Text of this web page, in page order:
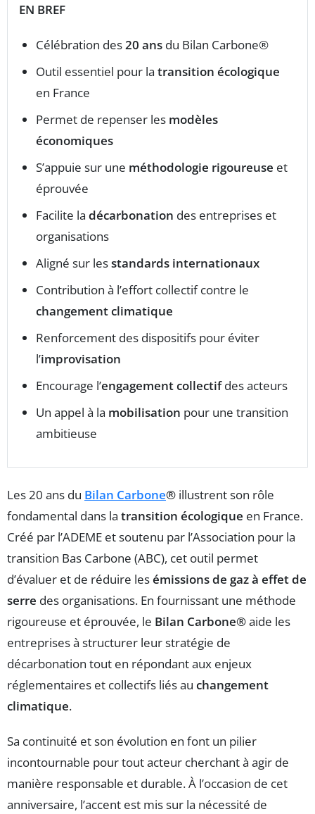
EN BREF
Célébration des20 ans du Bilan Carbone®
Outil essentiel pour la transition écologique
en France
Permet de repenser les modèles
économiques
S’appuie sur une méthodologie rigoureuse et
éprouvée
Facilite la décarbonation des entreprises et
organisations
Aligné sur lesstandards internationaux
Contribution à l’effort collectif contre le
changement climatique
Renforcement des dispositifs pour éviter
l’improvisation
Encourage l’engagement collectifdes acteurs
Un appel à la mobilisation pour une transition
ambitieuse
Les 20 ans du Bilan Carbone® illustrent son rôle
fondamental dans la transition écologique en France.
Créé par l’ADEME et soutenu par l’Association pour la
transition Bas Carbone (ABC), cet outil permet
d’évaluer et de réduire lesémissions de gaz à effet de
serre des organisations. En fournissant une méthode
rigoureuse et éprouvée, le Bilan Carbone®aide les
entreprises à structurer leur stratégie de
décarbonation tout en répondant aux enjeux
réglementaires et collectifs liés au changement
climatique.
Sa continuité et son évolution en font un pilier
incontournable pour tout acteur cherchant à agir de
manière responsable et durable. À l’occasion de cet
anniversaire, l’accent est mis sur la nécessité de